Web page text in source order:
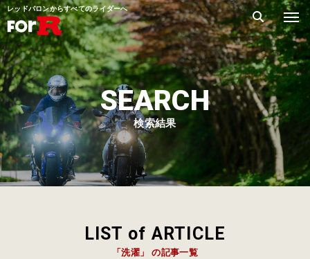
レッドバロンからすべてのライダーへ
SEARCH
検索結果
LIST of ARTICLE
「洗濯」 の記事一覧